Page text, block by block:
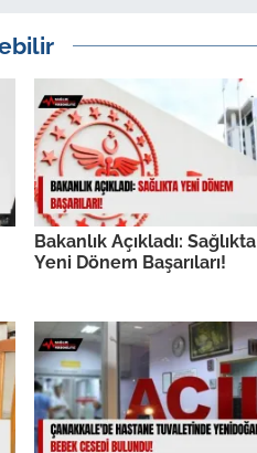
Bakanlık Açıkladı: Sağlıkta
Yeni Dönem Başarıları!